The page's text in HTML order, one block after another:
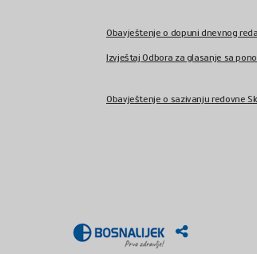
Obavještenje o dopuni dnevnog
Izvještaj Odbora za glasanje sa
Obavještenje o sazivanju redovne